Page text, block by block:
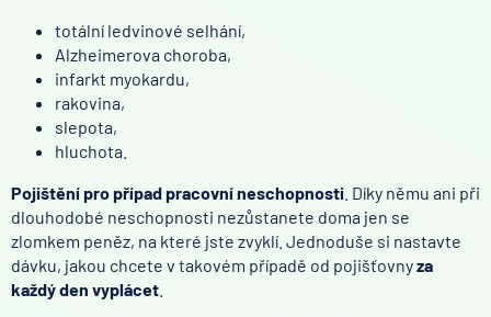
totální ledvinové selhání,
Alzheimerova choroba,
infarkt myokardu,
rakovina,
slepota,
hluchota.
Pojištění pro případ pracovní neschopnosti . Díky němu ani při
dlouhodobé neschopnosti nezůstanete doma jen se
zlomkem peněz, na které jste zvyklí. Jednoduše si nastavte
dávku, jakou chcete v takovém případě od pojišťovnyza
každý den vyplácet